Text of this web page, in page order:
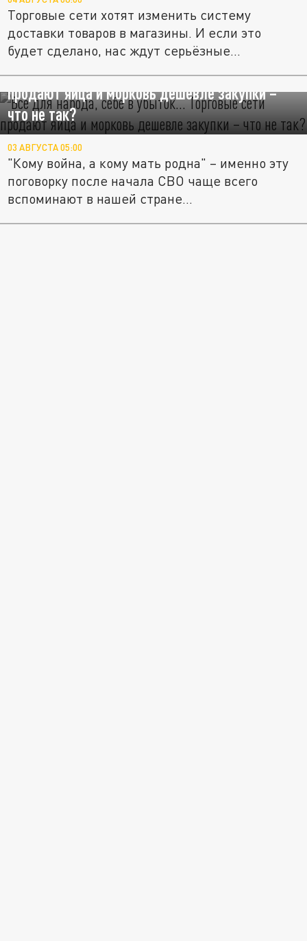
Торговые сети хотят изменить систему
доставки товаров в магазины. И если это
будет сделано, нас ждут серьёзные...
Всё для народа, себе в убыток… Торговые сети
продают яйца и морковь дешевле закупки –
что не так?
03 АВГУСТА 05:00
"Кому война, а кому мать родна" – именно эту
поговорку после начала СВО чаще всего
вспоминают в нашей стране...